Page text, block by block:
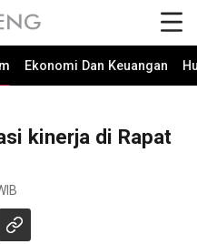
Ekonomi Dan Keuangan
kinerja di Rapat